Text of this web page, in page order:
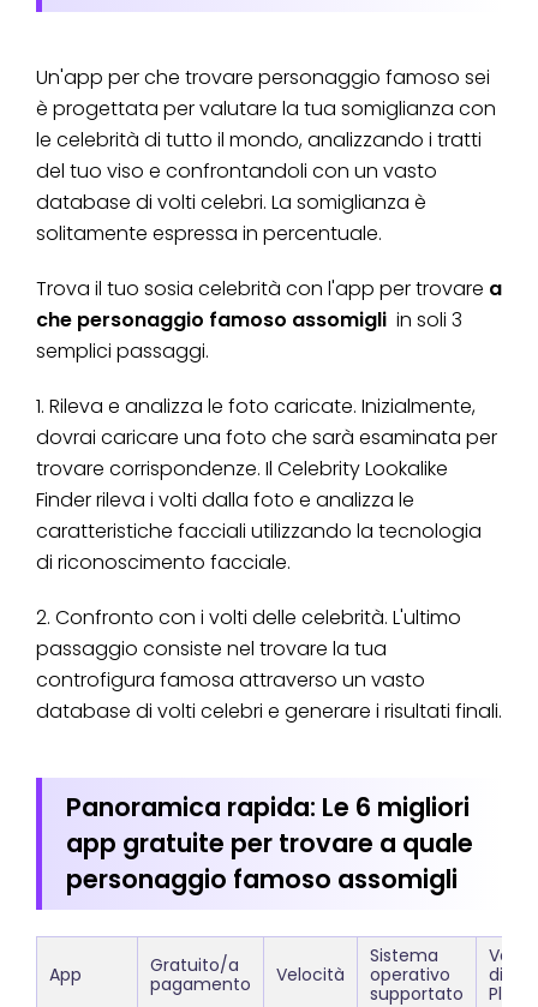
Un'app per che trovare personaggio famoso sei
è progettata per valutare la tua somiglianza con
le celebrità di tutto il mondo, analizzando i tratti
del tuo viso e confrontandoli con un vasto
database di volti celebri. La somiglianza è
solitamente espressa in percentuale.
Trova il tuo sosia celebrità con l'app per trovare a
che personaggio famoso assomigli in soli 3
semplici passaggi.
1. Rileva e analizza le foto caricate. Inizialmente,
dovrai caricare una foto che sarà esaminata per
trovare corrispondenze. Il Celebrity Lookalike
Finder rileva i volti dalla foto e analizza le
caratteristiche facciali utilizzando la tecnologia
di riconoscimento facciale.
2. Confronto con i volti delle celebrità. L'ultimo
passaggio consiste nel trovare la tua
controfigura famosa attraverso un vasto
database di volti celebri e generare i risultati finali.
Panoramica rapida: Le 6 migliori
app gratuite per trovare a quale
personaggio famoso assomigli
App
Gratuito/a
pagamento
Velocità
Sistema
operativo
supportato
di
Play